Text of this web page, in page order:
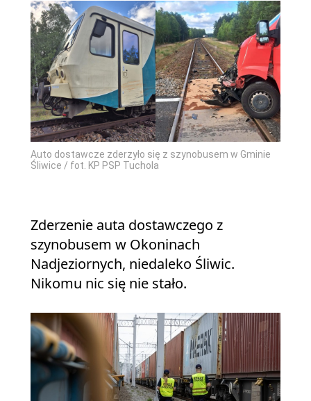
Auto dostawcze zderzyło się z szynobusem w Gminie
Śliwice / fot. KP PSP Tuchola
Zderzenie auta dostawczego z
szynobusem w Okoninach
Nadjeziornych, niedaleko Śliwic.
Nikomu nic się nie stało.